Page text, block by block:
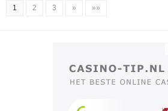
1 2 3 » »»